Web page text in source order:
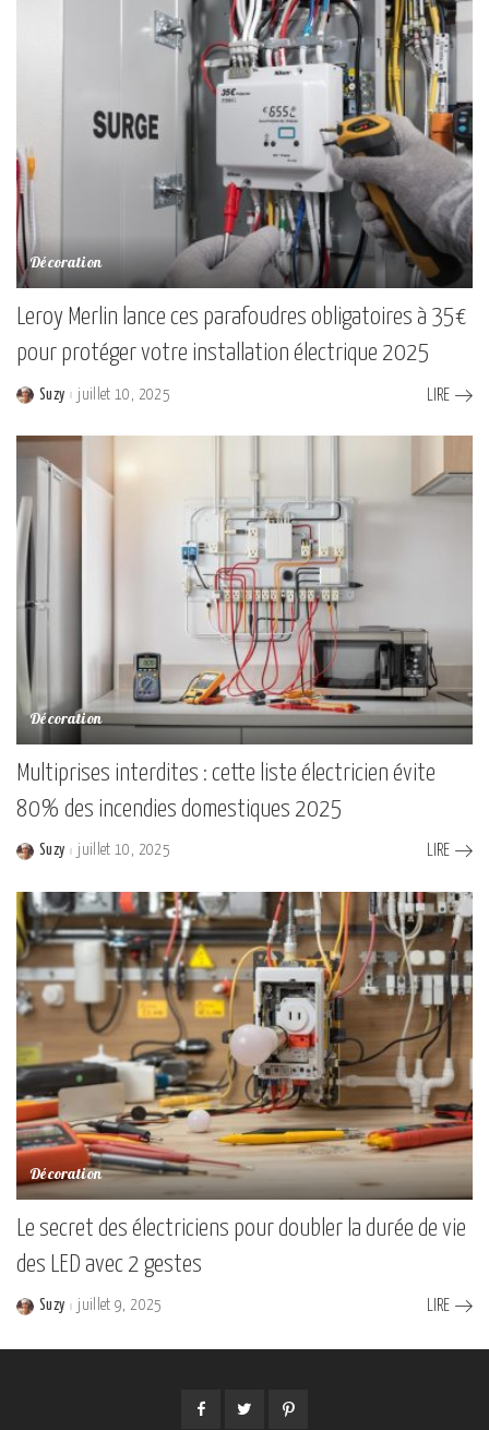
Décoration
Leroy Merlin lance ces parafoudres obligatoires à 35€
pour protéger votre installation électrique 2025
Posted
Suzy juillet 10, 2025 LIRE
Décoration
Multiprises interdites : cette liste électricien évite
80% des incendies domestiques 2025
Posted
Suzy juillet 10, 2025 LIRE
Décoration
Le secret des électriciens pour doubler la durée de vie
des LED avec 2 gestes
Posted
Suzy juillet 9, 2025 LIRE